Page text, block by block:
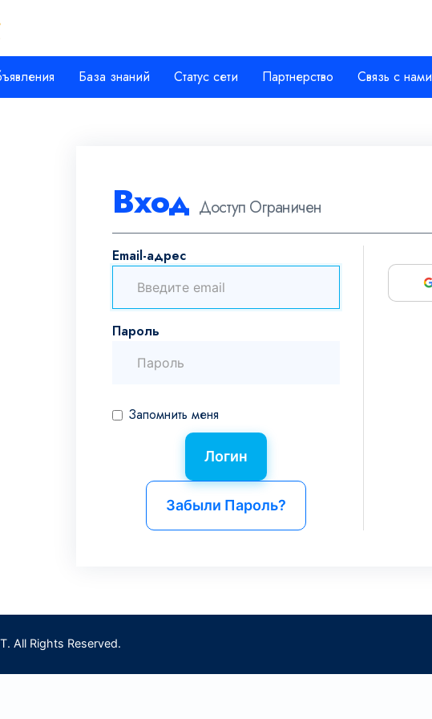
База знаний Статус сети Партнерство Связь с нами
Вход Доступ Ограничен
Email-адрес
Пароль
Запомнить меня
Забыли Пароль?
All Rights Reserved.